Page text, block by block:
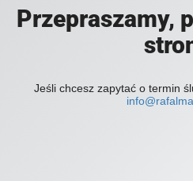
Przepraszamy,
Jeśli chcesz zapytać o termin